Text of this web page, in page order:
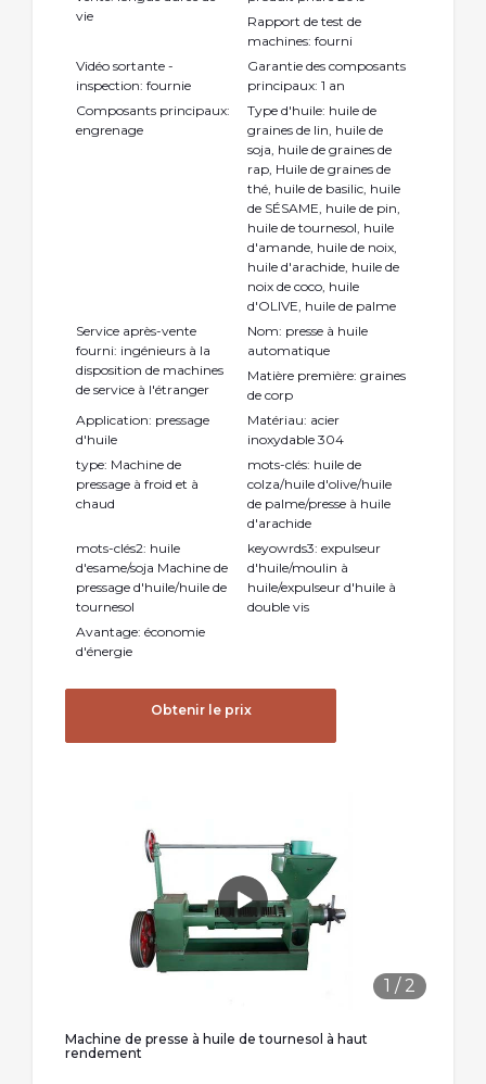
vie
Rapport de test de
machines: fourni
Vidéo sortante -
inspection: fournie
Garantie des composants
principaux: 1 an
Composants principaux:
engrenage
Type d'huile: huile de
graines de lin, huile de
soja, huile de graines de
rap, Huile de graines de
thé, huile de basilic, huile
de SÉSAME, huile de pin,
huile de tournesol, huile
d'amande, huile de noix,
huile d'arachide, huile de
noix de coco, huile
d'OLIVE, huile de palme
Service après-vente
fourni: ingénieurs à la
disposition de machines
de service à l'étranger
Nom: presse à huile
automatique
Matière première: graines
de corp
Application: pressage
d'huile
Matériau: acier
inoxydable 304
type: Machine de
pressage à froid et à
chaud
mots-clés: huile de
colza/huile d'olive/huile
de palme/presse à huile
d'arachide
mots-clés2: huile
d'esame/soja Machine de
pressage d'huile/huile de
tournesol
keyowrds3: expulseur
d'huile/moulin à
huile/expulseur d'huile à
double vis
Avantage: économie
d'énergie
Obtenir le prix
1 / 2
Machine de presse à huile de tournesol à haut
rendement